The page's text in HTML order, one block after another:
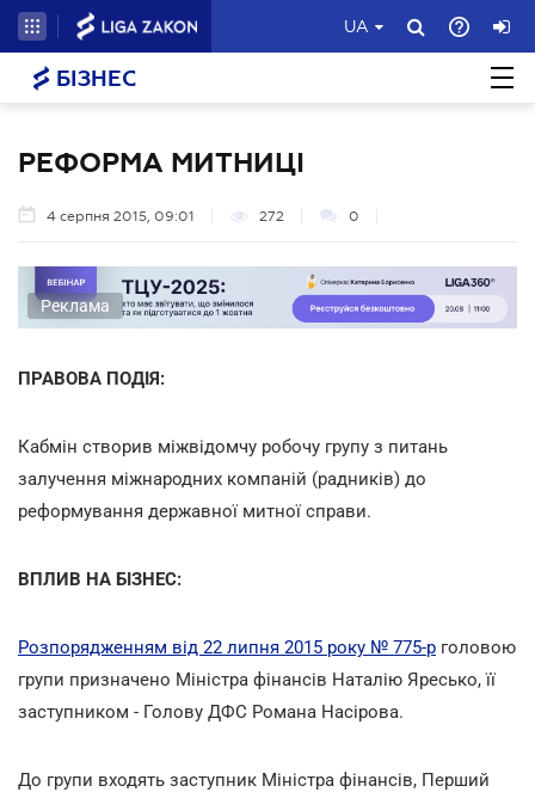
UA
БІЗНЕС
РЕФОРМА МИТНИЦІ
4 серпня 2015, 09:01 272 0
Реклама
ПРАВОВА ПОДІЯ:
Кабмін створив міжвідомчу робочу групу з питань
залучення міжнародних компаній (радників) до
реформування державної митної справи.
ВПЛИВ НА БІЗНЕС:
Розпорядженням від 22 липня 2015 року № 775-р головою
групи призначено Міністра фінансів Наталію Яресько, її
заступником - Голову ДФС Романа Насірова.
До групи входять заступник Міністра фінансів, Перший